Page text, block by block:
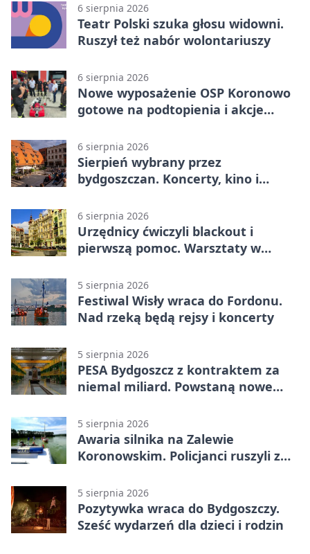
6 sierpnia 2026
Teatr Polski szuka głosu widowni.
Ruszył też nabór wolontariuszy
6 sierpnia 2026
Nowe wyposażenie OSP Koronowo
gotowe na podtopienia i akcje
6 sierpnia 2026
Sierpień wybrany przez
bydgoszczan. Koncerty, kino i
6 sierpnia 2026
Urzędnicy ćwiczyli blackout i
pierwszą pomoc. Warsztaty w
5 sierpnia 2026
Festiwal Wisły wraca do Fordonu.
Nad rzeką będą rejsy i koncerty
5 sierpnia 2026
PESA Bydgoszcz z kontraktem za
niemal miliard. Powstaną nowe
5 sierpnia 2026
Awaria silnika na Zalewie
Koronowskim. Policjanci ruszyli z
5 sierpnia 2026
Pozytywka wraca do Bydgoszczy.
Sześć wydarzeń dla dzieci i rodzin